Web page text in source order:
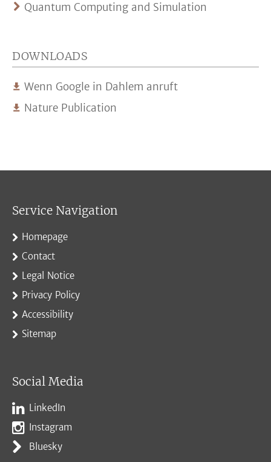
Quantum Computing and Simulation
DOWNLOADS
Wenn Google in Dahlem anruft
Nature Publication
Service Navigation
Homepage
Contact
Legal Notice
Privacy Policy
Accessibility
Sitemap
Social Media
LinkedIn
Instagram
Bluesky